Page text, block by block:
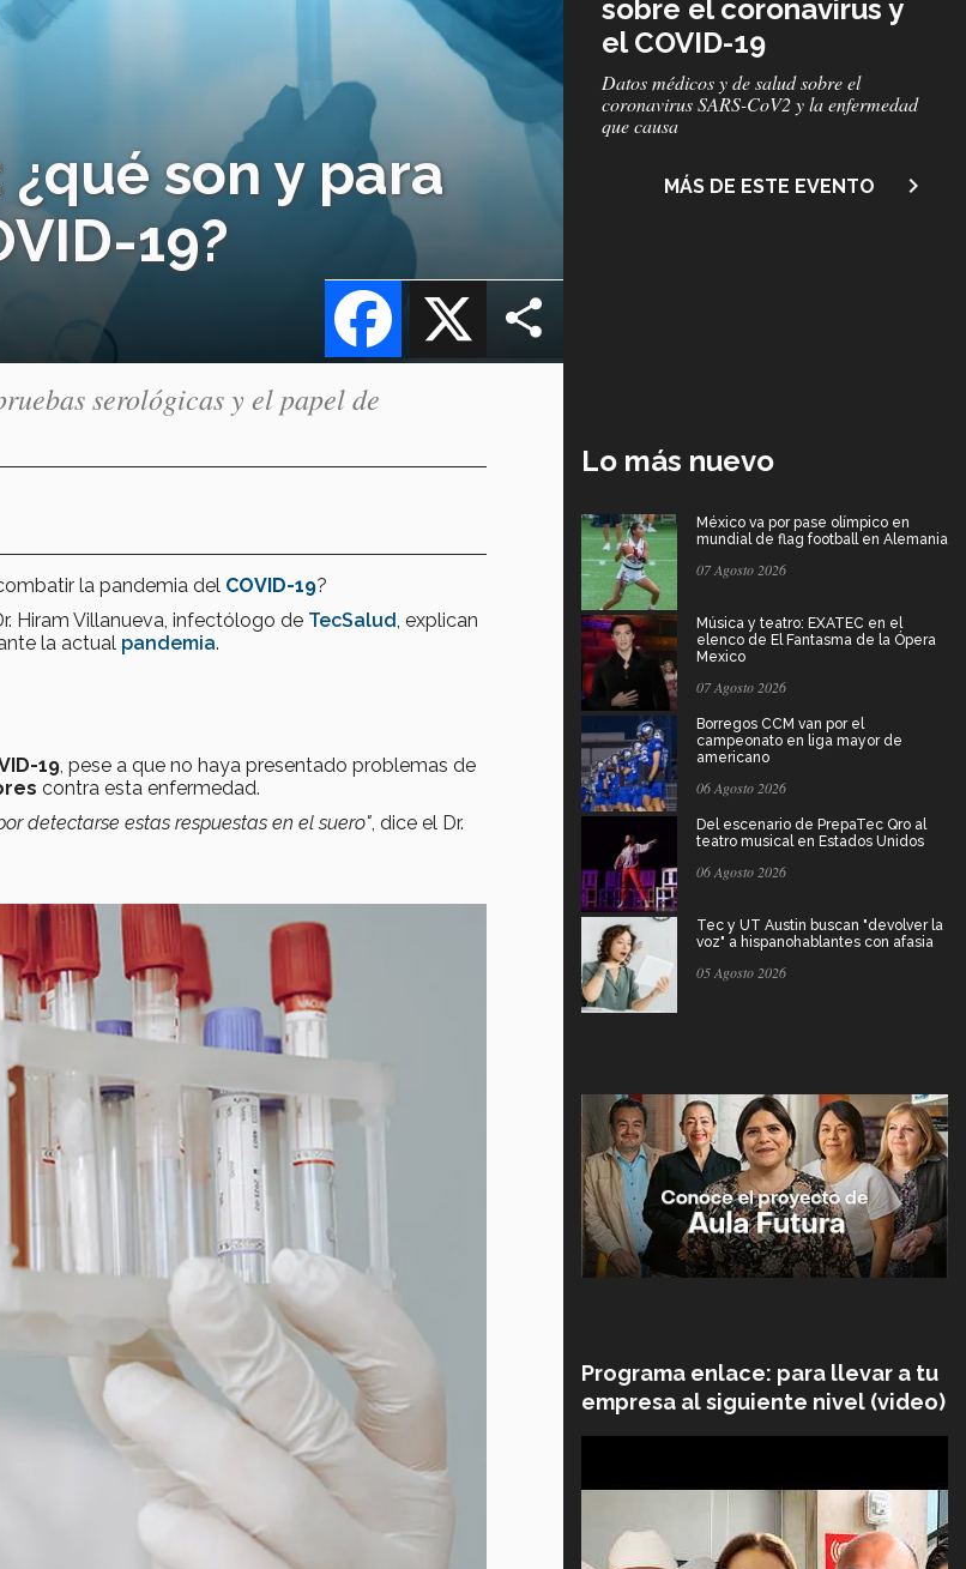
son y para
19?
X
Facebook
sobre el coronavirus y
el COVID-19
Subtítulo
Datos médicos y de salud sobre el
coronavirus SARS-CoV2 y la enfermedad
que causa
MÁS DE ESTE EVENTO navigate_next
serológicas y el papel de
la pandemia del COVID-19?
Hiram Villanueva, infectólogo de TecSalud, explican
la actual pandemia.
19, pese a que no haya presentado problemas de
contra esta enfermedad.
detectarse estas respuestas en el suero", dice el Dr.
Lo más nuevo
México va por pase olímpico en
mundial de flag football en Alemania
07 Agosto 2026
Música y teatro: EXATEC en el
elenco de El Fantasma de la Ópera
Mexico
07 Agosto 2026
Borregos CCM van por el
campeonato en liga mayor de
americano
06 Agosto 2026
Del escenario de PrepaTec Qro al
teatro musical en Estados Unidos
06 Agosto 2026
Tec y UT Austin buscan "devolver la
voz" a hispanohablantes con afasia
05 Agosto 2026
Programa enlace: para llevar a tu
empresa al siguiente nivel (video)